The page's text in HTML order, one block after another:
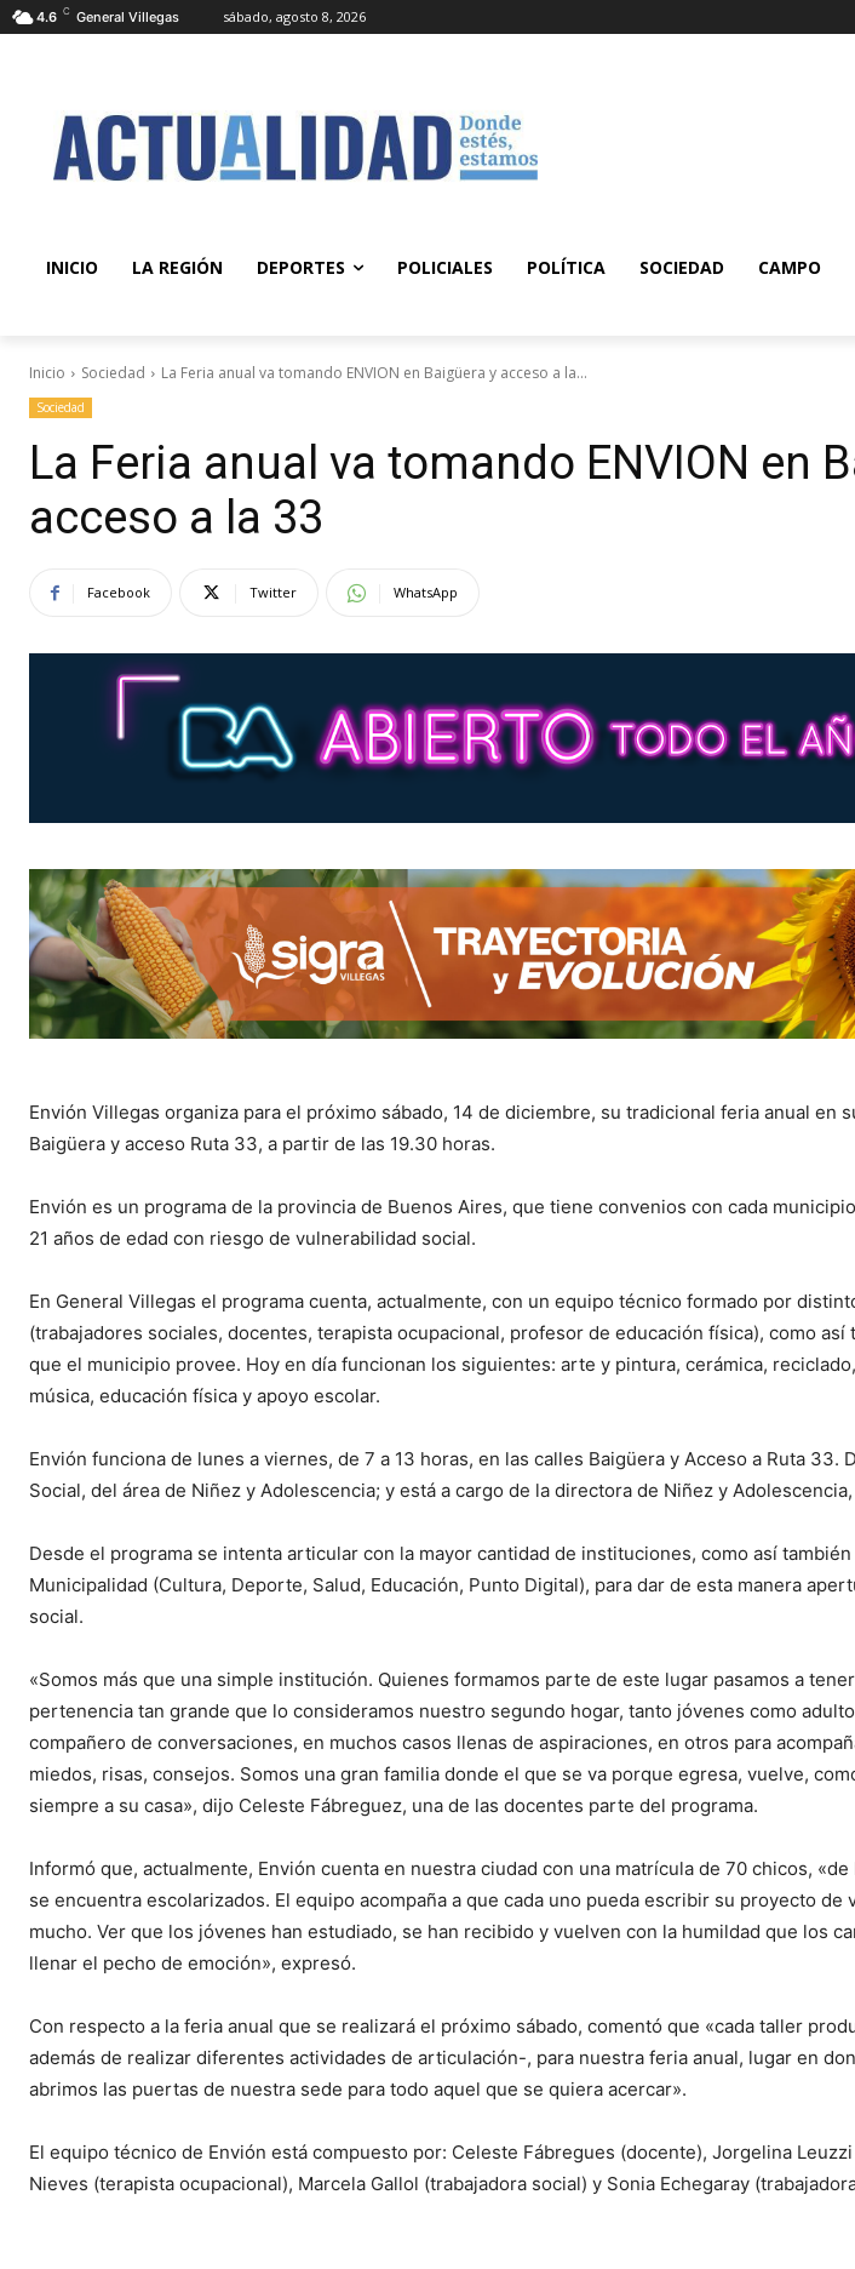
4.6 C General Villegas sábado, agosto 8, 2026
INICIO LA REGIÓN DEPORTES POLICIALES POLÍTICA SOCIEDAD CAMPO
Inicio Sociedad La Feria anual va tomando ENVION en Baigüera y acceso a la...
Sociedad
La Feria anual va tomando ENVION en
acceso a la 33
Facebook Twitter WhatsApp
Envión Villegas organiza para el próximo sábado, 14 de diciembre, su tradicional feria anual en
Baigüera y acceso Ruta 33, a partir de las 19.30 horas.
Envión es un programa de la provincia de Buenos Aires, que tiene convenios con cada
21 años de edad con riesgo de vulnerabilidad social.
En General Villegas el programa cuenta, actualmente, con un equipo técnico formado por
(trabajadores sociales, docentes, terapista ocupacional, profesor de educación física), como así
que el municipio provee. Hoy en día funcionan los siguientes: arte y pintura, cerámica,
música, educación física y apoyo escolar.
Envión funciona de lunes a viernes, de 7 a 13 horas, en las calles Baigüera y Acceso a Ruta 33.
Social, del área de Niñez y Adolescencia; y está a cargo de la directora de Niñez y
Desde el programa se intenta articular con la mayor cantidad de instituciones, como así
Municipalidad (Cultura, Deporte, Salud, Educación, Punto Digital), para dar de esta manera
social.
«Somos más que una simple institución. Quienes formamos parte de este lugar pasamos a
pertenencia tan grande que lo consideramos nuestro segundo hogar, tanto jóvenes como
compañero de conversaciones, en muchos casos llenas de aspiraciones, en otros para
miedos, risas, consejos. Somos una gran familia donde el que se va porque egresa, vuelve,
siempre a su casa», dijo Celeste Fábreguez, una de las docentes parte del programa.
Informó que, actualmente, Envión cuenta en nuestra ciudad con una matrícula de 70 chicos,
se encuentra escolarizados. El equipo acompaña a que cada uno pueda escribir su proyecto de
mucho. Ver que los jóvenes han estudiado, se han recibido y vuelven con la humildad que los
llenar el pecho de emoción», expresó.
Con respecto a la feria anual que se realizará el próximo sábado, comentó que «cada taller
además de realizar diferentes actividades de articulación-, para nuestra feria anual, lugar en
abrimos las puertas de nuestra sede para todo aquel que se quiera acercar».
El equipo técnico de Envión está compuesto por: Celeste Fábregues (docente), Jorgelina
Nieves (terapista ocupacional), Marcela Gallol (trabajadora social) y Sonia Echegaray